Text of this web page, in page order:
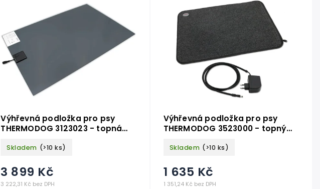
Výhřevná podložka pro psy
THERMODOG 3123023 - topná
Skladem (>10 ks)
3 222,31 Kč bez DPH
3 899 Kč
Výhřevná podložka pro psy
THERMODOG 3523000 - topný
Skladem (>10 ks)
1 351,24 Kč bez DPH
1 635 Kč